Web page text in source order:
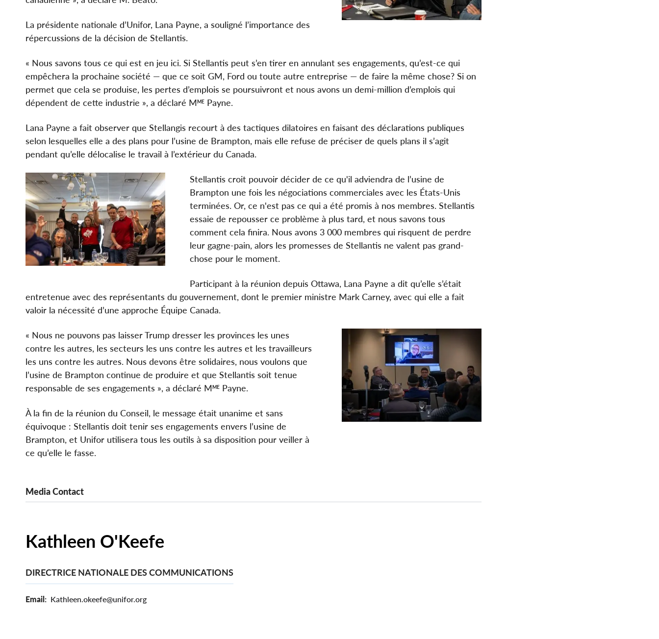
La présidente nationale d’Unifor, Lana Payne, a souligné l’importance des
répercussions de la décision de Stellantis.
« Nous savons tous ce qui est en jeu ici. Si Stellantis peut s’en tirer en annulant ses engagements, qu’est-ce qui
empêchera la prochaine société — que ce soit GM, Ford ou toute autre entreprise — de faire la même chose? Si on
permet que cela se produise, les pertes d’emplois se poursuivront et nous avons un demi-million d’emplois qui
dépendent de cette industrie », a déclaré MME Payne.
Lana Payne a fait observer que Stellangis recourt à des tactiques dilatoires en faisant des déclarations publiques
selon lesquelles elle a des plans pour l’usine de Brampton, mais elle refuse de préciser de quels plans il s’agit
pendant qu’elle délocalise le travail à l’extérieur du Canada.
Stellantis croit pouvoir décider de ce qu'il adviendra de l’usine de
Brampton une fois les négociations commerciales avec les États-Unis
terminées. Or, ce n'est pas ce qui a été promis à nos membres. Stellantis
essaie de repousser ce problème à plus tard, et nous savons tous
comment cela finira. Nous avons 3 000 membres qui risquent de perdre
leur gagne-pain, alors les promesses de Stellantis ne valent pas grand-
chose pour le moment.
Participant à la réunion depuis Ottawa, Lana Payne a dit qu’elle s’était
entretenue avec des représentants du gouvernement, dont le premier ministre Mark Carney, avec qui elle a fait
valoir la nécessité d’une approche Équipe Canada.
« Nous ne pouvons pas laisser Trump dresser les provinces les unes
contre les autres, les secteurs les uns contre les autres et les travailleurs
les uns contre les autres. Nous devons être solidaires, nous voulons que
l’usine de Brampton continue de produire et que Stellantis soit tenue
responsable de ses engagements », a déclaré MME Payne.
À la fin de la réunion du Conseil, le message était unanime et sans
équivoque : Stellantis doit tenir ses engagements envers l’usine de
Brampton, et Unifor utilisera tous les outils à sa disposition pour veiller à
ce qu’elle le fasse.
Media Contact
Kathleen O'Keefe
DIRECTRICE NATIONALE DES COMMUNICATIONS
Email Kathleen.okeefe@unifor.org